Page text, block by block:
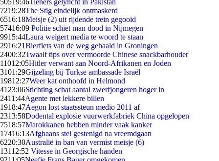
50519:46Tieners gelyncht in Pakistan
7219:28The Stig eindelijk ontmaskerd
6516:18Meisje (2) uit rijdende trein gegooid
57416:09 Politie schiet man dood in Nijmegen
9915:44Laura weigert media te woord te staan
2916:21Bierfiets van de weg gehaald in Groningen
2400:32Twaalf tips over vermoorde Chinese snackbarhouder
11012:05Hitler verwant aan Noord-Afrikanen en Joden
3101:29Gijzeling bij Turkse ambassade Israël
19812:27Weer kat onthoofd in Helmond
41 23:06Stichting schat aantal zwerfjongeren hoger in
2411:44Agente met lekkere billen
1918:47Aegon lost staatssteun medio 2011 af
2313:58Dodental explosie vuurwerkfabriek China opgelopen
7518:57Marokkanen hebben minder vaak kanker
17416:13Afghaans stel gestenigd na vreemdgaan
6220:30Australië in ban van vermist meisje (6)
13112:52 Vitesse in Georgische handen